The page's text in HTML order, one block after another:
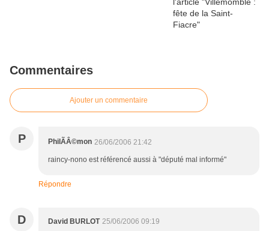
Commentaires
Ajouter un commentaire
P PhilÃÂ©mon 26/06/2006 21:42
raincy-nono est référencé aussi à "député mal informé"
Répondre
D David BURLOT 25/06/2006 09:19